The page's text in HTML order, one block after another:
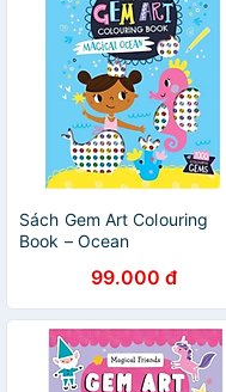
Sách Gem Art Colouring
Book – Ocean
99.000 đ